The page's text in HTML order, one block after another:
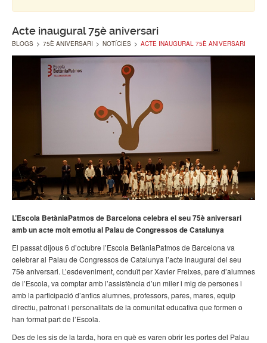
Acte inaugural 75è aniversari
BLOGS > 75È ANIVERSARI > NOTÍCIES > ACTE INAUGURAL 75È ANIVERSARI
L’Escola BetàniaPatmos de Barcelona celebra el seu 75è aniversari
amb un acte molt emotiu al Palau de Congressos de Catalunya
El passat dijous 6 d’octubre l’Escola BetàniaPatmos de Barcelona va
celebrar al Palau de Congressos de Catalunya l’acte inaugural del seu
75è aniversari. L’esdeveniment, conduït per Xavier Freixes, pare d’alumnes
de l’Escola, va comptar amb l’assistència d’un miler i mig de persones i
amb la participació d’antics alumnes, professors, pares, mares, equip
directiu, patronat i personalitats de la comunitat educativa que formen o
han format part de l’Escola.
Des de les sis de la tarda, hora en què es varen obrir les portes del Palau